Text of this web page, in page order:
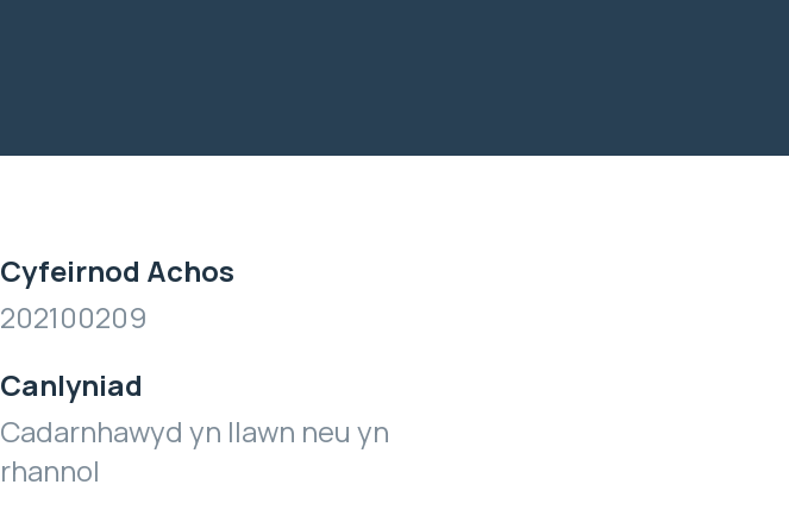
Cyfeirnod Achos
202100209
Canlyniad
Cadarnhawyd yn llawn neu yn
rhannol